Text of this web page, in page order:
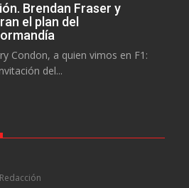
Brendan Fraser y
el plan del
Condon, a quien vimos en F1:
del...